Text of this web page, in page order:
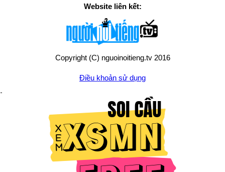
Website liên kết:
Copyright (C) nguoinoitieng.tv 2016
Điều khoản sử dụng
Chính sách quyền riêng tư
Liên hệ:mail.nguoinoitieng.tv@gmail.com